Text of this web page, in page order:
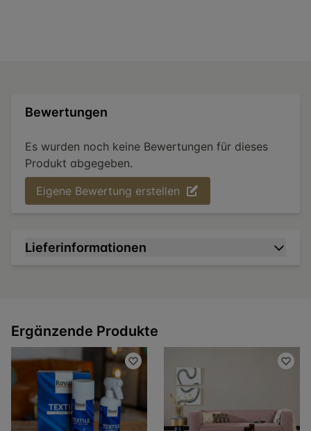
Bewertungen
Es wurden noch keine Bewertungen für dieses
Produkt abgegeben.
Eigene Bewertung erstellen
Lieferinformationen
Ergänzende Produkte